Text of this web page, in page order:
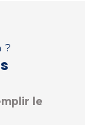
?
le